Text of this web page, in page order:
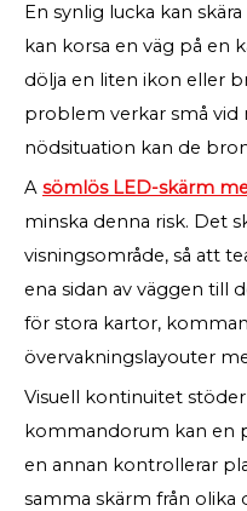
En synlig lucka kan
kan korsa en väg på en
dölja en liten ikon eller
problem verkar små vid
nödsituation kan de
A sömlös LED-skärm
minska denna risk. Det
visningsområde, så att
ena sidan av väggen till
för stora kartor,
övervakningslayouter
Visuell kontinuitet
kommandorum kan en
en annan kontrollerar
samma skärm från olika